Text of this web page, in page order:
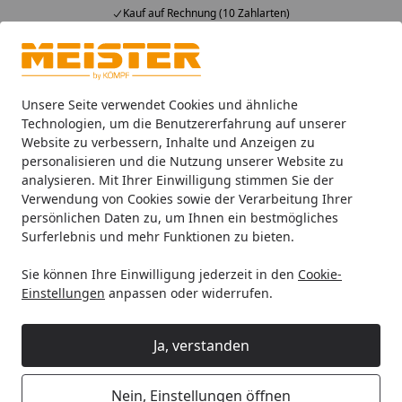
Unsere Seite verwendet Cookies und ähnliche
Technologien, um die Benutzererfahrung auf unserer
Website zu verbessern, Inhalte und Anzeigen zu
personalisieren und die Nutzung unserer Website zu
analysieren. Mit Ihrer Einwilligung stimmen Sie der
Verwendung von Cookies sowie der Verarbeitung Ihrer
persönlichen Daten zu, um Ihnen ein bestmögliches
Surferlebnis und mehr Funktionen zu bieten.
Sie können Ihre Einwilligung jederzeit in den Cookie-
Einstellungen anpassen oder widerrufen.
Ja, verstanden
Nein, Einstellungen öffnen
Kauf auf Rechnung (10 Zahlarten)
Alle Produkte
Mein Konto
Suchen
Startseite
Böden Meister Designböden Rigid-Vinyl
MEISTER Designboden Rigid-Vinyl
RM 500 S Marching Band 20206 -
1522 x 225 x 6 mm